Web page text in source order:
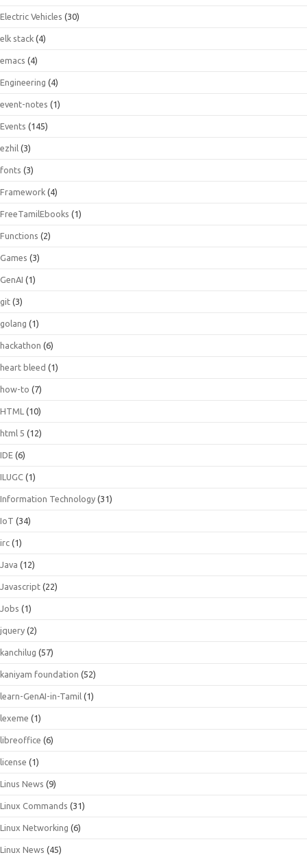
Electric Vehicles (30)
elk stack (4)
emacs (4)
Engineering (4)
event-notes (1)
Events (145)
ezhil (3)
fonts (3)
Framework (4)
FreeTamilEbooks (1)
Functions (2)
Games (3)
GenAI (1)
git (3)
golang (1)
hackathon (6)
heart bleed (1)
how-to (7)
HTML (10)
html 5 (12)
IDE (6)
ILUGC (1)
Information Technology (31)
IoT (34)
irc (1)
Java (12)
Javascript (22)
Jobs (1)
jquery (2)
kanchilug (57)
kaniyam foundation (52)
learn-GenAI-in-Tamil (1)
lexeme (1)
libreoffice (6)
license (1)
Linus News (9)
Linux Commands (31)
Linux Networking (6)
Linux News (45)